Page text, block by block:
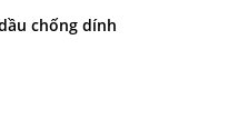
chống dính